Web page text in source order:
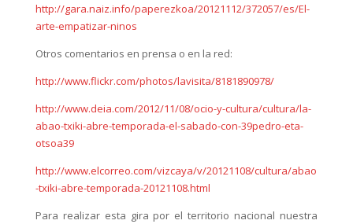
http://gara.naiz.info/paperezkoa/20121112/372057/es/El-
arte-empatizar-ninos
Otros comentarios en prensa o en la red:
http://www.flickr.com/photos/lavisita/8181890978/
http://www.deia.com/2012/11/08/ocio-y-cultura/cultura/la-
abao-txiki-abre-temporada-el-sabado-con-39pedro-eta-
otsoa39
http://www.elcorreo.com/vizcaya/v/20121108/cultura/abao
-txiki-abre-temporada-20121108.html
Para realizar esta gira por el territorio nacional nuestra